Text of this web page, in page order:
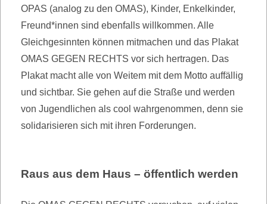
OPAS (analog zu den OMAS), Kinder, Enkelkinder,
Freund*innen sind ebenfalls willkommen. Alle
Gleichgesinnten können mitmachen und das Plakat
OMAS GEGEN RECHTS vor sich hertragen. Das
Plakat macht alle von Weitem mit dem Motto auffällig
und sichtbar. Sie gehen auf die Straße und werden
von Jugendlichen als cool wahrgenommen, denn sie
solidarisieren sich mit ihren Forderungen.
Raus aus dem Haus – öffentlich werden